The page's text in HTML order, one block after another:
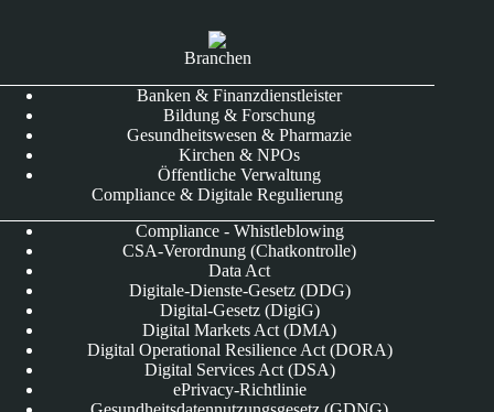
Branchen
Banken & Finanzdienstleister
Bildung & Forschung
Gesundheitswesen & Pharmazie
Kirchen & NPOs
Öffentliche Verwaltung
Compliance & Digitale Regulierung
Compliance - Whistleblowing
CSA-Verordnung (Chatkontrolle)
Data Act
Digitale-Dienste-Gesetz (DDG)
Digital-Gesetz (DigiG)
Digital Markets Act (DMA)
Digital Operational Resilience Act (DORA)
Digital Services Act (DSA)
ePrivacy-Richtlinie